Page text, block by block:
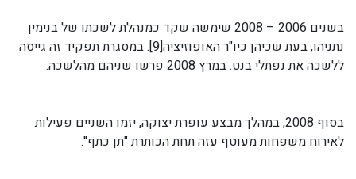
בשנים 2006 – 2008 שימשה שקד כמנהלת לשכתו של בנימין
נתניהו, בעת שכיהן כיו"ר האופוזיציה[9]. במסגרת תפקיד זה גייסה
ללשכה את נפתלי בנט. במרץ 2008 פרשו שניהם מהלשכה.
בסוף 2008, במהלך מבצע עופרת יצוקה, יזמו השניים פעילות
לאירוח משפחות מעוטף עזה תחת הכותרת "תן כתף".